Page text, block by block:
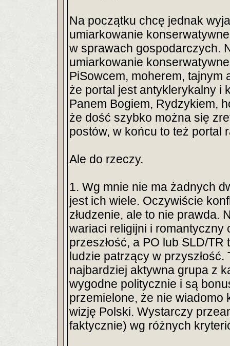
Na początku chcę jednak
umiarkowanie
w sprawach gospodarczych.
umiarkowanie
PiSowcem, moherem, tajnym
że portal jest antyklerykalny i
Panem Bogiem, Rydzykiem,
że dość szybko można się
postów, w końcu to też portal
Ale do rzeczy.
1. Wg mnie nie ma żadnych
jest ich wiele. Oczywiście
złudzenie, ale to nie prawda.
wariaci religijni i romantyczny
przeszłość, a PO lub SLD/
ludzie patrzący w przyszłość.
najbardziej aktywna grupa z
wygodne politycznie i są
przemielone, że nie wiadomo
wizję Polski. Wystarczy
faktycznie) wg różnych